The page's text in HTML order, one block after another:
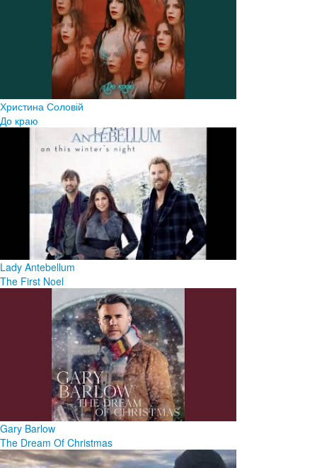
Христина Соловій
До краю
Lady Antebellum
The First Noel
Gary Barlow
The Dream Of Christmas